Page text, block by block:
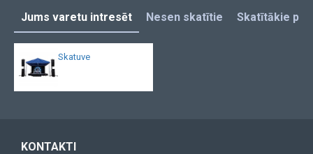
Jums varetu intresēt Nesen skatītie Skatītākie
Skatuve
KONTAKTI